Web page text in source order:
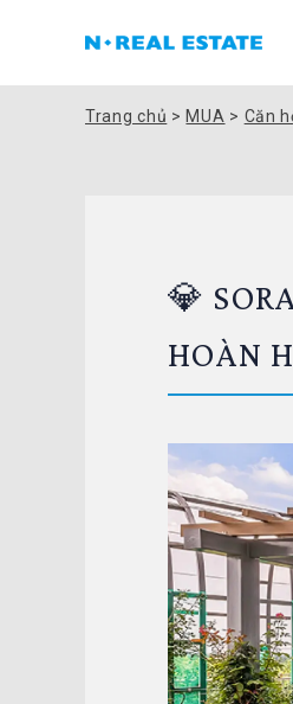
Trang chủ > MUA > Căn
💎
HOÀN